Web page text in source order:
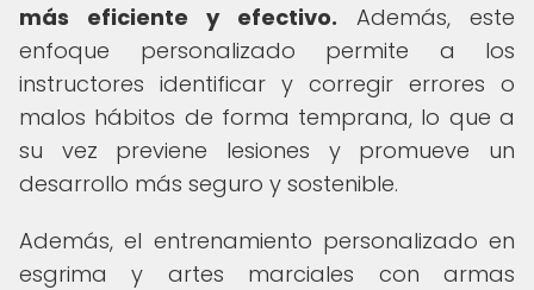
más eficiente y efectivo. Además, este
enfoque personalizado permite a los
instructores identificar y corregir errores o
malos hábitos de forma temprana, lo que a
su vez previene lesiones y promueve un
desarrollo más seguro y sostenible.
Además, el entrenamiento personalizado en
esgrima y artes marciales con armas